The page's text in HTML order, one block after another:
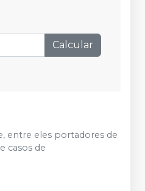
Calcular
entre eles portadores de
casos de